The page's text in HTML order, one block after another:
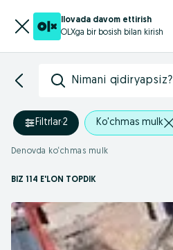
Ilovada davom ettirish
OLXga bir bosish bilan kirish
Nimani qidiryapsiz?
Filtrlar·2 Ko'chmas mulk
Denovda ko‘chmas mulk
BIZ 114 E'LON TOPDIK